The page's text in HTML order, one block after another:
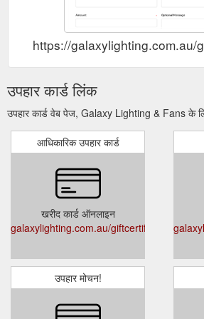
https://galaxylighting.com.au/
उपहार कार्ड लिंक
उपहार कार्ड वेब पेज, Galaxy Lighting & Fans के
आधिकारिक उपहार कार्ड
खरीद कार्ड ऑनलाइन
galaxylighting.com.au/giftcertificates.php
उपहार मोचन!